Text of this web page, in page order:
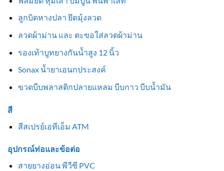
ลูกบิดหางปลา ยึดมุ้งลวด
ลวดผ้าม่าน และ ตะขอใส่ลวดผ้าม่าน
รองเท้าบูทยางกันน้ำสูง 12 นิ้ว
Sonax น้ำยาเอนกประสงค์
ขวดบีบพลาสติกปลายแหลม บีบกาว บีบน้ำมัน
สี
สีสเปรย์เอทีเอ็ม ATM
อุปกรณ์ท่อและข้อต่อ
สายยางอ่อน พีวีซี PVC